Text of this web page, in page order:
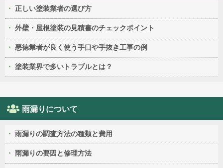
正しい塗装業者の選び方
外壁・屋根塗装の見積書のチェックポイント
悪徳業者が良く使う手口や手抜き工事の例
塗装業界で多いトラブルとは？
雨漏りについて
雨漏りの調査方法の種類と費用
雨漏りの要因と修理方法